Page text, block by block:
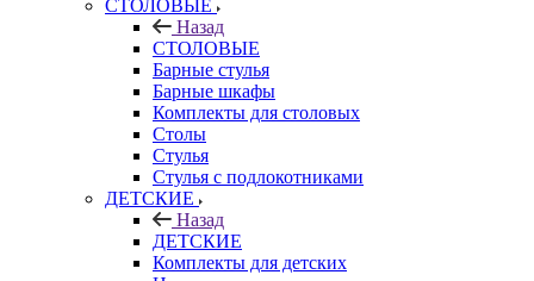
СТОЛОВЫЕ
Назад
СТОЛОВЫЕ
Барные стулья
Барные шкафы
Комплекты для столовых
Столы
Стулья
Стулья с подлокотниками
ДЕТСКИЕ
Назад
ДЕТСКИЕ
Комплекты для детских